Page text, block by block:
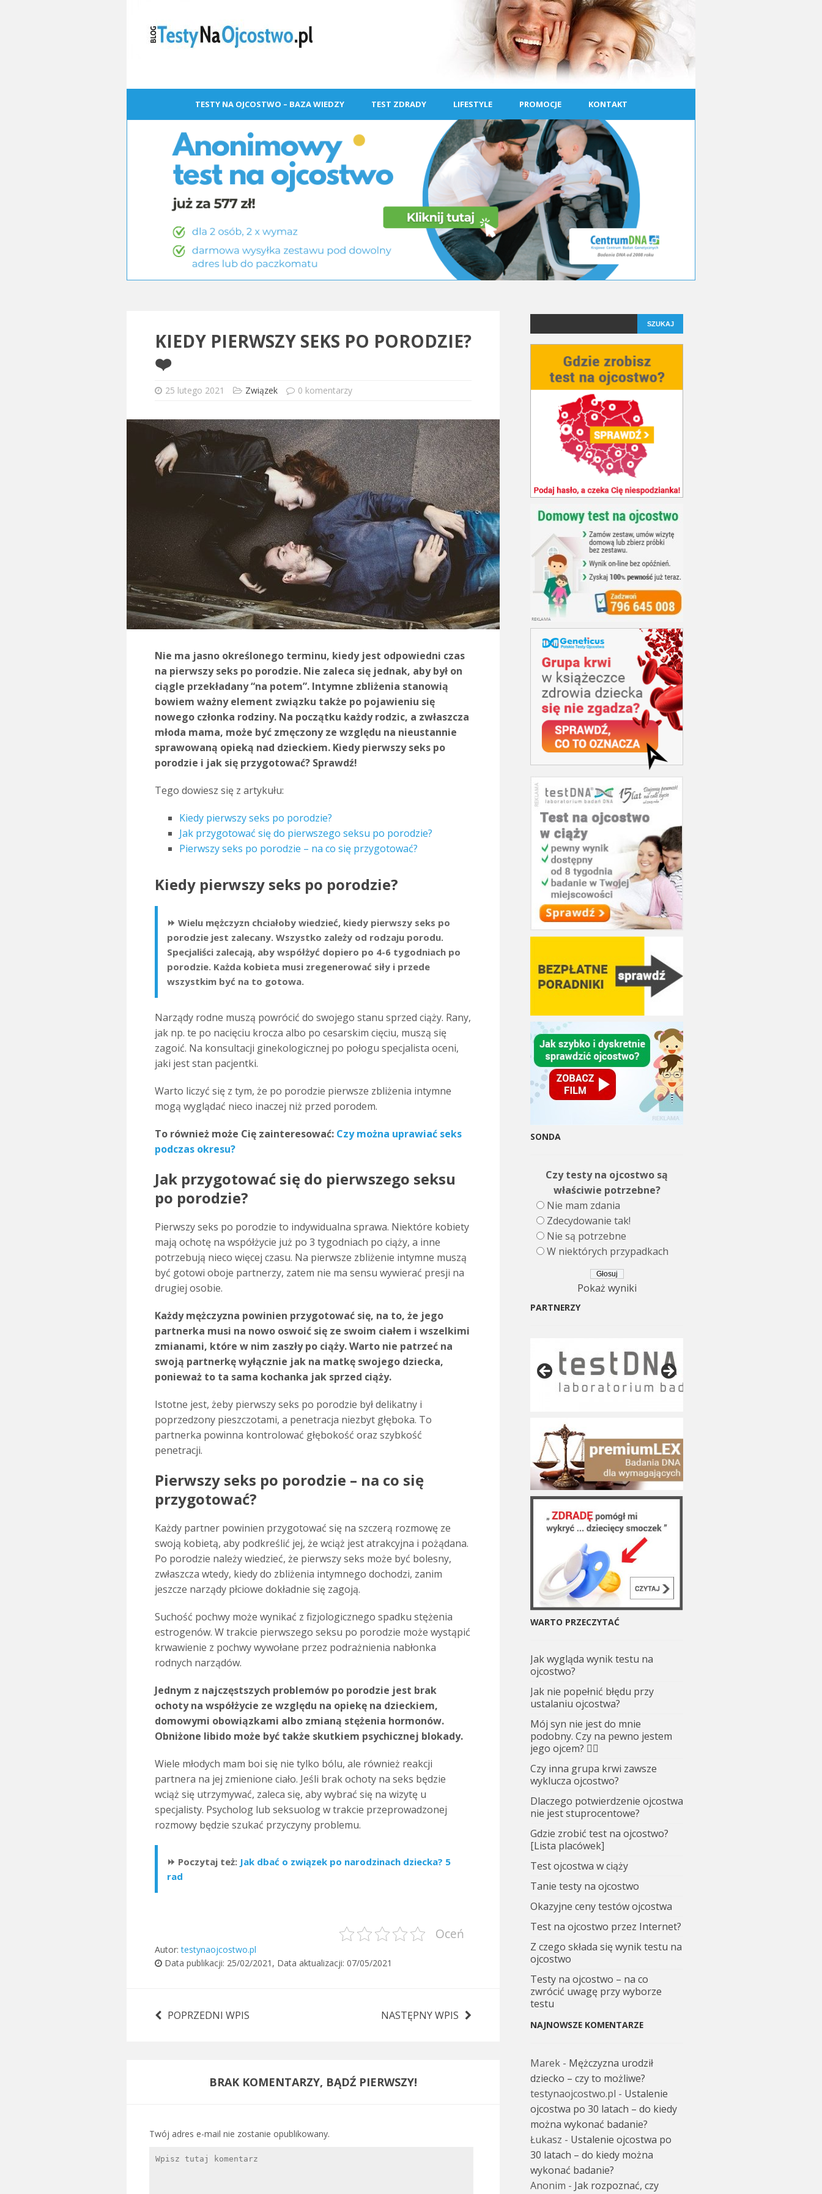
TESTY NA OJCOSTWO – BAZA WIEDZY TEST ZDRADY LIFESTYLE PROMOCJE KONTAKT
KIEDY PIERWSZY SEKS PO PORODZIE?
❤️
25 lutego 2021 Związek 0 komentarzy
Nie ma jasno określonego terminu, kiedy jest odpowiedni czas
na pierwszy seks po porodzie. Nie zaleca się jednak, aby był on
ciągle przekładany “na potem”. Intymne zbliżenia stanowią
bowiem ważny element związku także po pojawieniu się
nowego członka rodziny. Na początku każdy rodzic, a zwłaszcza
młoda mama, może być zmęczony ze względu na nieustannie
sprawowaną opieką nad dzieckiem. Kiedy pierwszy seks po
porodzie i jak się przygotować? Sprawdź!
Tego dowiesz się z artykułu:
Kiedy pierwszy seks po porodzie?
Jak przygotować się do pierwszego seksu po porodzie?
Pierwszy seks po porodzie – na co się przygotować?
Kiedy pierwszy seks po porodzie?
⏩ Wielu mężczyzn chciałoby wiedzieć, kiedy pierwszy seks po
porodzie jest zalecany. Wszystko zależy od rodzaju porodu.
Specjaliści zalecają, aby współżyć dopiero po 4-6 tygodniach po
porodzie. Każda kobieta musi zregenerować siły i przede
wszystkim być na to gotowa.
Narządy rodne muszą powrócić do swojego stanu sprzed ciąży. Rany,
jak np. te po nacięciu krocza albo po cesarskim cięciu, muszą się
zagoić. Na konsultacji ginekologicznej po połogu specjalista oceni,
jaki jest stan pacjentki.
Warto liczyć się z tym, że po porodzie pierwsze zbliżenia intymne
mogą wyglądać nieco inaczej niż przed porodem.
To również może Cię zainteresować: Czy można uprawiać seks
podczas okresu?
Jak przygotować się do pierwszego seksu
po porodzie?
Pierwszy seks po porodzie to indywidualna sprawa. Niektóre kobiety
mają ochotę na współżycie już po 3 tygodniach po ciąży, a inne
potrzebują nieco więcej czasu. Na pierwsze zbliżenie intymne muszą
być gotowi oboje partnerzy, zatem nie ma sensu wywierać presji na
drugiej osobie.
Każdy mężczyzna powinien przygotować się, na to, że jego
partnerka musi na nowo oswoić się ze swoim ciałem i wszelkimi
zmianami, które w nim zaszły po ciąży. Warto nie patrzeć na
swoją partnerkę wyłącznie jak na matkę swojego dziecka,
ponieważ to ta sama kochanka jak sprzed ciąży.
Istotne jest, żeby pierwszy seks po porodzie był delikatny i
poprzedzony pieszczotami, a penetracja niezbyt głęboka. To
partnerka powinna kontrolować głębokość oraz szybkość
penetracji.
Pierwszy seks po porodzie – na co się
przygotować?
Każdy partner powinien przygotować się na szczerą rozmowę ze
swoją kobietą, aby podkreślić jej, że wciąż jest atrakcyjna i pożądana.
Po porodzie należy wiedzieć, że pierwszy seks może być bolesny,
zwłaszcza wtedy, kiedy do zbliżenia intymnego dochodzi, zanim
jeszcze narządy płciowe dokładnie się zagoją.
Suchość pochwy może wynikać z fizjologicznego spadku stężenia
estrogenów. W trakcie pierwszego seksu po porodzie może wystąpić
krwawienie z pochwy wywołane przez podrażnienia nabłonka
rodnych narządów.
Jednym z najczęstszych problemów po porodzie jest brak
ochoty na współżycie ze względu na opiekę na dzieckiem,
domowymi obowiązkami albo zmianą stężenia hormonów.
Obniżone libido może być także skutkiem psychicznej blokady.
Wiele młodych mam boi się nie tylko bólu, ale również reakcji
partnera na jej zmienione ciało. Jeśli brak ochoty na seks będzie
wciąż się utrzymywać, zaleca się, aby wybrać się na wizytę u
specjalisty. Psycholog lub seksuolog w trakcie przeprowadzonej
rozmowy będzie szukać przyczyny problemu.
⏩ Poczytaj też: Jak dbać o związek po narodzinach dziecka? 5
rad
Oceń
Autor:testynaojcostwo.pl
Data publikacji: 25/02/2021 , Data aktualizacji: 07/05/2021
POPRZEDNI WPIS NASTĘPNY WPIS
BRAK KOMENTARZY, BĄDŹ PIERWSZY!
Twój adres e-mail nie zostanie opublikowany.
SONDA
Czy testy na ojcostwo są
właściwie potrzebne?
Nie mam zdania
Zdecydowanie tak!
Nie są potrzebne
W niektórych przypadkach
Pokaż wyniki
PARTNERZY
WARTO PRZECZYTAĆ
Jak wygląda wynik testu na
ojcostwo?
Jak nie popełnić błędu przy
ustalaniu ojcostwa?
Mój syn nie jest do mnie
podobny. Czy na pewno jestem
jego ojcem? 🤷‍♂️
Czy inna grupa krwi zawsze
wyklucza ojcostwo?
Dlaczego potwierdzenie ojcostwa
nie jest stuprocentowe?
Gdzie zrobić test na ojcostwo?
[Lista placówek]
Test ojcostwa w ciąży
Tanie testy na ojcostwo
Okazyjne ceny testów ojcostwa
Test na ojcostwo przez Internet?
Z czego składa się wynik testu na
ojcostwo
Testy na ojcostwo – na co
zwrócić uwagę przy wyborze
testu
NAJNOWSZE KOMENTARZE
Marek - Mężczyzna urodził
dziecko – czy to możliwe?
testynaojcostwo.pl - Ustalenie
ojcostwa po 30 latach – do kiedy
można wykonać badanie?
Łukasz - Ustalenie ojcostwa po
30 latach – do kiedy można
wykonać badanie?
Anonim - Jak rozpoznać, czy